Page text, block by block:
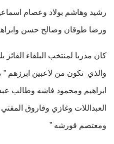
رشيد وهاشم بولاد وعصام
ورضا طوقان وصالح حسن
كان مدربا لمنتخب البلقاء
والذي تكون من لاعبين ابرزهم
ابراهيم ومحمود فاشه وطالب
العبداللات وغازي وفاروق
ومعتصم قورشه ”